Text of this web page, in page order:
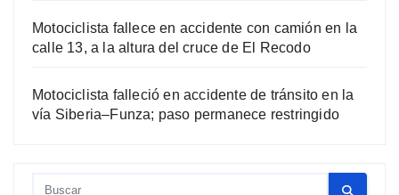
Motociclista fallece en accidente con camión en la
calle 13, a la altura del cruce de El Recodo
Motociclista falleció en accidente de tránsito en la
vía Siberia–Funza; paso permanece restringido